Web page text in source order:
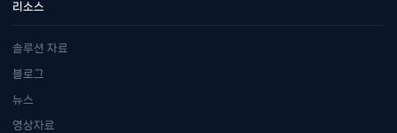
리소스
솔루션 자료
블로그
뉴스
영상자료